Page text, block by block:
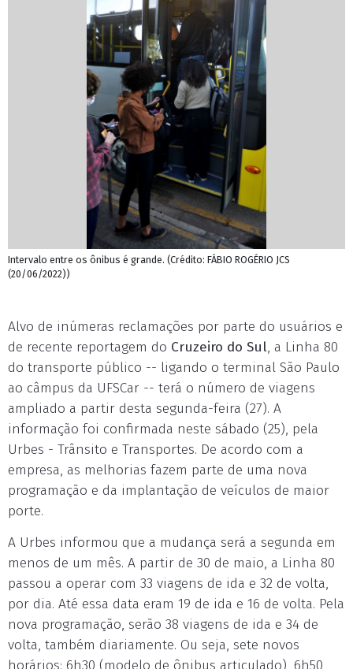
Intervalo entre os ônibus é grande. (Crédito: FÁBIO ROGÉRIO JCS
(20/06/2022))
Alvo de inúmeras reclamações por parte do usuários e
de recente reportagem do Cruzeiro do Sul, a Linha 80
do transporte público -- ligando o terminal São Paulo
ao câmpus da UFSCar -- terá o número de viagens
ampliado a partir desta segunda-feira (27). A
informação foi confirmada neste sábado (25), pela
Urbes - Trânsito e Transportes. De acordo com a
empresa, as melhorias fazem parte de uma nova
programação e da implantação de veículos de maior
porte.
A Urbes informou que a mudança será a segunda em
menos de um mês. A partir de 30 de maio, a Linha 80
passou a operar com 33 viagens de ida e 32 de volta,
por dia. Até essa data eram 19 de ida e 16 de volta. Pela
nova programação, serão 38 viagens de ida e 34 de
volta, também diariamente. Ou seja, sete novos
horários: 6h30 (modelo de ônibus articulado), 6h50